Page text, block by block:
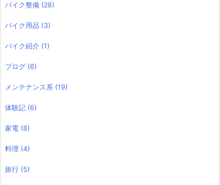
バイク整備 (28)
バイク用品 (3)
バイク紹介 (1)
ブログ (6)
メンテナンス系 (19)
体験記 (6)
家電 (8)
料理 (4)
旅行 (5)